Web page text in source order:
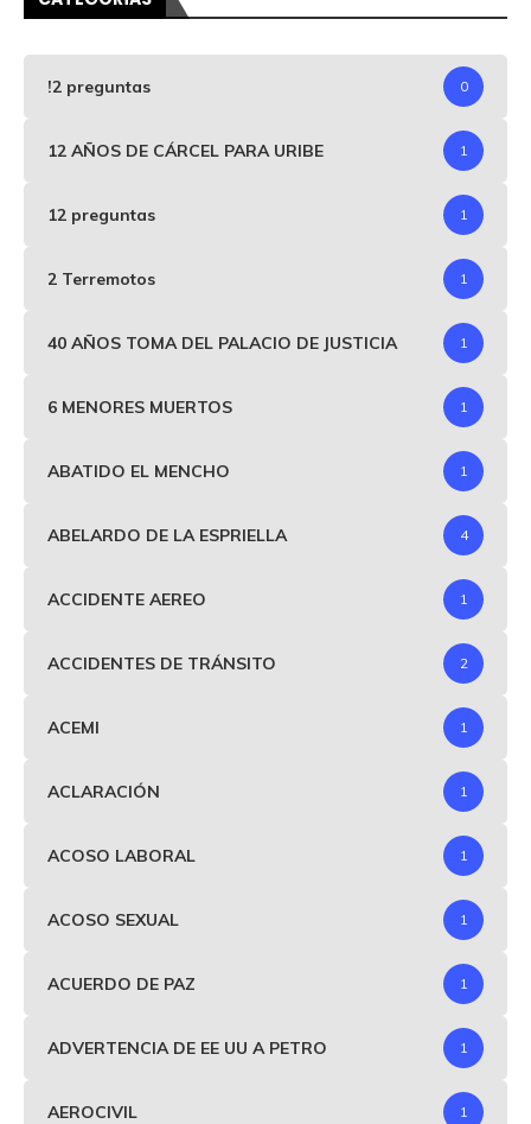
!2 preguntas 0
12 AÑOS DE CÁRCEL PARA URIBE 1
12 preguntas 1
2 Terremotos 1
40 AÑOS TOMA DEL PALACIO DE JUSTICIA 1
6 MENORES MUERTOS 1
ABATIDO EL MENCHO 1
ABELARDO DE LA ESPRIELLA 4
ACCIDENTE AEREO 1
ACCIDENTES DE TRÁNSITO 2
ACEMI 1
ACLARACIÓN 1
ACOSO LABORAL 1
ACOSO SEXUAL 1
ACUERDO DE PAZ 1
ADVERTENCIA DE EE UU A PETRO 1
AEROCIVIL 1